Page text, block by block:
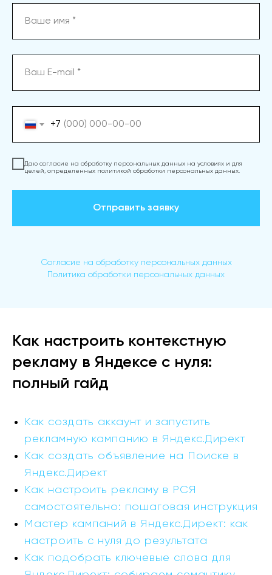
+7
Даю согласие на обработку персональных данных на условиях и для
целей, определенных политикой обработки персональных данных.
Отправить заявку
Согласие на обработку персональных данных
Политика обработки персональных данных
Как настроить контекстную
рекламу в Яндексе с нуля:
полный гайд
Как создать аккаунт и запустить
рекламную кампанию в Яндекс.Директ
Как создать объявление на Поиске в
Яндекс.Директ
Как настроить рекламу в РСЯ
самостоятельно: пошаговая инструкция
Мастер кампаний в Яндекс.Директ: как
настроить с нуля до результата
Как подобрать ключевые слова для